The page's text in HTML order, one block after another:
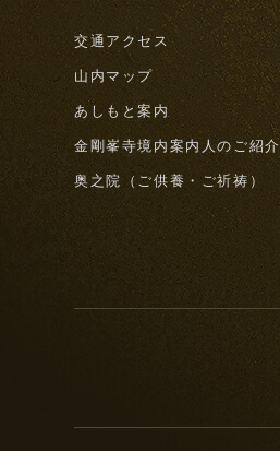
交通アクセス
山内マップ
あしもと案内
金剛峯寺境内案内人のご紹介
奥之院（ご供養・ご祈祷）